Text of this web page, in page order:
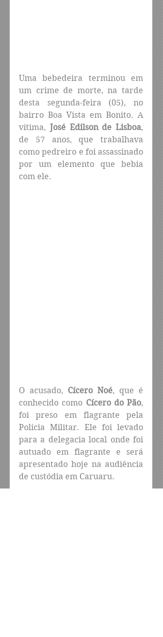
Uma bebedeira terminou em
um crime de morte, na tarde
desta segunda-feira (05), no
bairro Boa Vista em Bonito. A
vítima, José Edilson de Lisboa,
de 57 anos, que trabalhava
como pedreiro e foi assassinado
por um elemento que bebia
com ele.
O acusado, Cícero Noé, que é
conhecido como Cícero do Pão,
foi preso em flagrante pela
Polícia Militar. Ele foi levado
para a delegacia local onde foi
autuado em flagrante e será
apresentado hoje na audiência
de custódia em Caruaru.